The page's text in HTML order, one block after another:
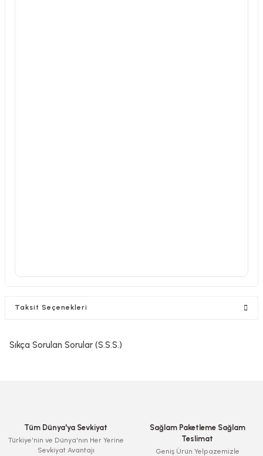
Taksit Seçenekleri
Sıkça Sorulan Sorular (S.S.S.)
Tüm Dünya'ya Sevkiyat
Türkiye'nin ve Dünya'nın Her Yerine
Sevkiyat Avantajı
Sağlam Paketleme Sağlam
Teslimat
Geniş Ürün Yelpazemizle